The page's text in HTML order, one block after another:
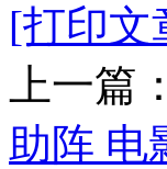
[打印文
上一篇：
助阵 电